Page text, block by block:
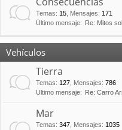
Temas: 15 Mensajes: 171
Último mensaje:
Re: Mitos
Vehículos
Tierra
Temas: 127 Mensajes: 786
Último mensaje:
Re: Carro
Mar
Temas: 347 Mensajes: 1035